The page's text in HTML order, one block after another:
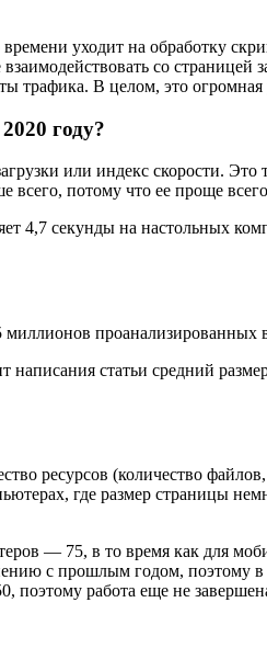
уходит на обработку
со страницей
трафика. В целом, это огромная
году?
или индекс скорости.
потому что ее проще
4,7 секунды на настольных
написания статьи средний
ресурсов (количество
где размер страницы
— 75, в то время как для
с прошлым годом, поэтому
поэтому работа еще не